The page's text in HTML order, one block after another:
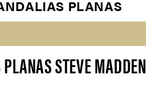
PLANAS
STEVE MADDEN